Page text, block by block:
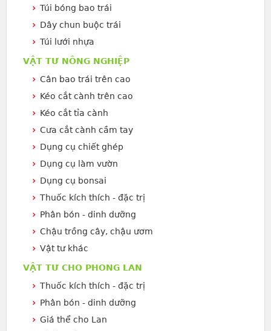
Túi bóng bao trái
Dây chun buộc trái
Túi lưới nhựa
VẬT TƯ NÔNG NGHIỆP
Cân bao trái trên cao
Kéo cắt cành trên cao
Kéo cắt tỉa cành
Cưa cắt cành cầm tay
Dụng cụ chiết ghép
Dụng cụ làm vườn
Dụng cụ bonsai
Thuốc kích thích - đặc trị
Phân bón - dinh dưỡng
Chậu trồng cây, chậu ươm
Vật tư khác
VẬT TƯ CHO PHONG LAN
Thuốc kích thích - đặc trị
Phân bón - dinh dưỡng
Giá thể cho Lan